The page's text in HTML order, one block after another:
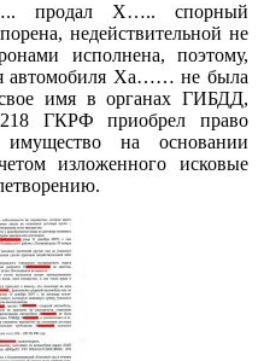
продал Х….. спорный
недействительной не
исполнена, поэтому,
автомобиля Ха…… не была
имя в органах ГИБДД,
ГКРФ приобрел право
имущество на основании
изложенного исковые